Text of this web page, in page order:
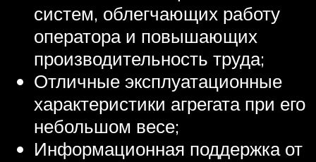
систем, облегчающих работу
оператора и повышающих
производительность труда;
Отличные эксплуатационные
характеристики агрегата при его
небольшом весе;
Информационная поддержка от